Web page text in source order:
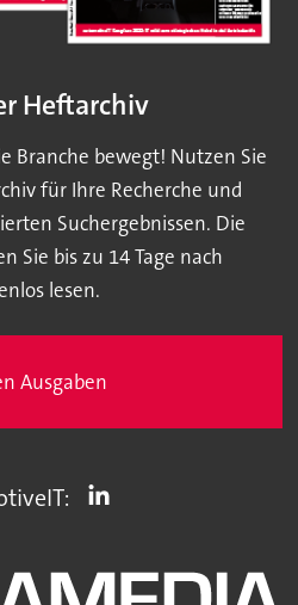
Heftarchiv
Branche bewegt! Nutzen Sie
für Ihre Recherche und
Suchergebnissen. Die
Sie bis zu 14 Tage nach
lesen.
Ausgaben